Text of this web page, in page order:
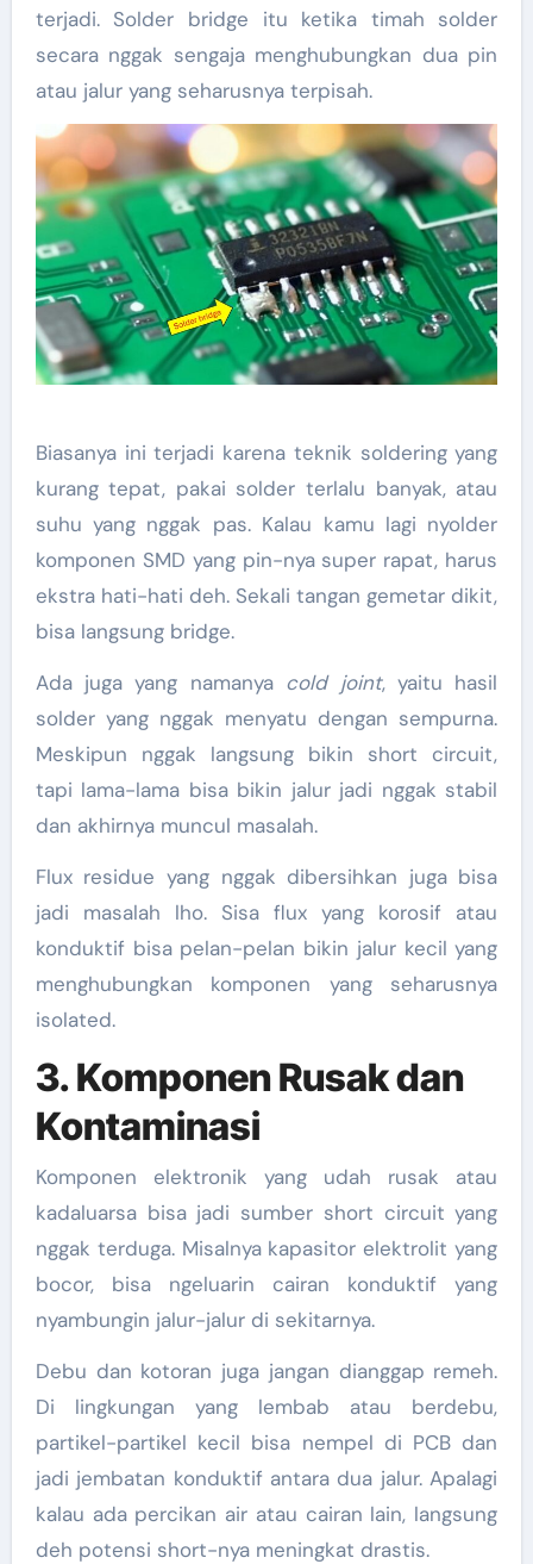
terjadi. Solder bridge itu ketika timah solder
secara nggak sengaja menghubungkan dua pin
atau jalur yang seharusnya terpisah.
Biasanya ini terjadi karena teknik soldering yang
kurang tepat, pakai solder terlalu banyak, atau
suhu yang nggak pas. Kalau kamu lagi nyolder
komponen SMD yang pin-nya super rapat, harus
ekstra hati-hati deh. Sekali tangan gemetar dikit,
bisa langsung bridge.
Ada juga yang namanya cold joint, yaitu hasil
solder yang nggak menyatu dengan sempurna.
Meskipun nggak langsung bikin short circuit,
tapi lama-lama bisa bikin jalur jadi nggak stabil
dan akhirnya muncul masalah.
Flux residue yang nggak dibersihkan juga bisa
jadi masalah lho. Sisa flux yang korosif atau
konduktif bisa pelan-pelan bikin jalur kecil yang
menghubungkan komponen yang seharusnya
isolated.
3. Komponen Rusak dan
Kontaminasi
Komponen elektronik yang udah rusak atau
kadaluarsa bisa jadi sumber short circuit yang
nggak terduga. Misalnya kapasitor elektrolit yang
bocor, bisa ngeluarin cairan konduktif yang
nyambungin jalur-jalur di sekitarnya.
Debu dan kotoran juga jangan dianggap remeh.
Di lingkungan yang lembab atau berdebu,
partikel-partikel kecil bisa nempel di PCB dan
jadi jembatan konduktif antara dua jalur. Apalagi
kalau ada percikan air atau cairan lain, langsung
deh potensi short-nya meningkat drastis.